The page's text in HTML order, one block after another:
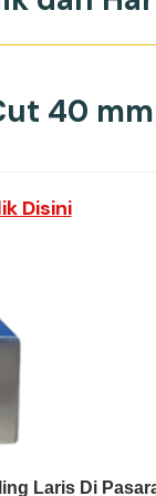
40 mm
Disini
Laris Di